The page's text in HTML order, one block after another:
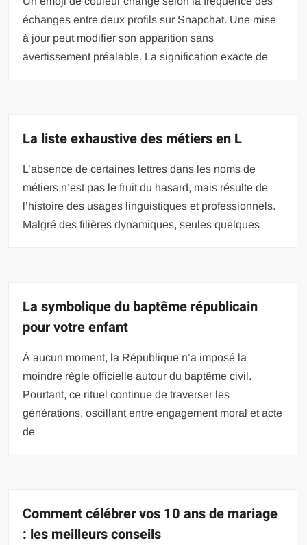
échanges entre deux profils sur Snapchat. Une mise
à jour peut modifier son apparition sans
avertissement préalable. La signification exacte de
La liste exhaustive des métiers en L
L’absence de certaines lettres dans les noms de
métiers n’est pas le fruit du hasard, mais résulte de
l’histoire des usages linguistiques et professionnels.
Malgré des filières dynamiques, seules quelques
La symbolique du baptême républicain
pour votre enfant
À aucun moment, la République n’a imposé la
moindre règle officielle autour du baptême civil.
Pourtant, ce rituel continue de traverser les
générations, oscillant entre engagement moral et acte
de
Comment célébrer vos 10 ans de mariage
: les meilleurs conseils